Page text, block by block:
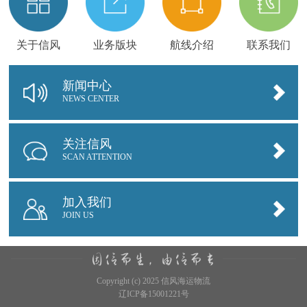
关于信风 业务版块 航线介绍 联系我们
新闻中心
NEWS CENTER
关注信风
SCAN ATTENTION
加入我们
JOIN US
Copyright (c) 2025 信风海运物流
辽ICP备15001221号